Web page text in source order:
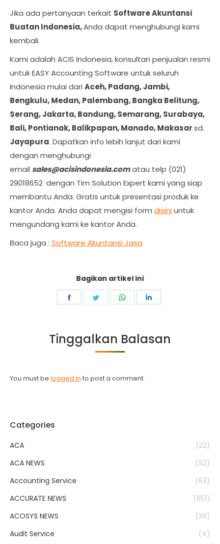
Jika ada pertanyaan terkait Software Akuntansi
Buatan Indonesia,Anda dapat menghubungi kami
kembali.
Kami adalah ACIS Indonesia, konsultan penjualan resmi
untuk EASY Accounting Software untuk seluruh
Indonesia mulai dari Aceh, Padang, Jambi,
Bengkulu, Medan, Palembang, Bangka Belitung,
Serang, Jakarta, Bandung, Semarang, Surabaya,
Bali, Pontianak, Balikpapan, Manado, Makasarsd.
Jayapura. Dapatkan info lebih lanjut dari kami
dengan menghubungi
email sales@acisindonesia.comatau telp (021)
29018652 dengan Tim Solution Expert kami yang siap
membantu Anda. Gratis untuk presentasi produk ke
kantor Anda. Anda dapat mengisi form disiniuntuk
mengundang kami ke kantor Anda.
Baca juga : Software Akuntansi Jasa
Bagikan artikel ini
Share
Share
Share
Tinggalkan Balasan
You must be logged in to post a comment.
Categories
ACA
(22)
ACA NEWS
(92)
Accounting Service
(63)
ACCURATE NEWS
(851)
ACOSYS NEWS
(38)
Audit Service
(4)